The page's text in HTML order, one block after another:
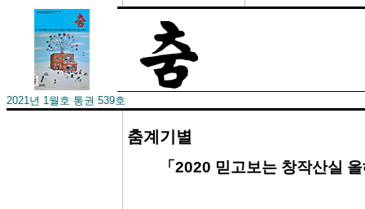
2021년 1월호 통권 539호
춤계기별
「2020 믿고보는 창작산실